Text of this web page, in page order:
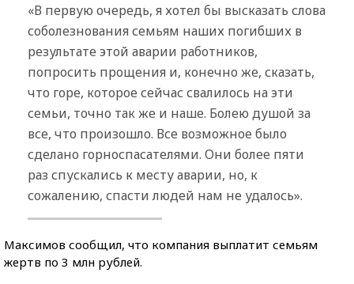
«В первую очередь, я хотел бы высказать слова
соболезнования семьям наших погибших в
результате этой аварии работников,
попросить прощения и, конечно же, сказать,
что горе, которое сейчас свалилось на эти
семьи, точно так же и наше. Болею душой за
все, что произошло. Все возможное было
сделано горноспасателями. Они более пяти
раз спускались к месту аварии, но, к
сожалению, спасти людей нам не удалось».
Максимов сообщил, что компания выплатит семьям
жертв по 3 млн рублей.